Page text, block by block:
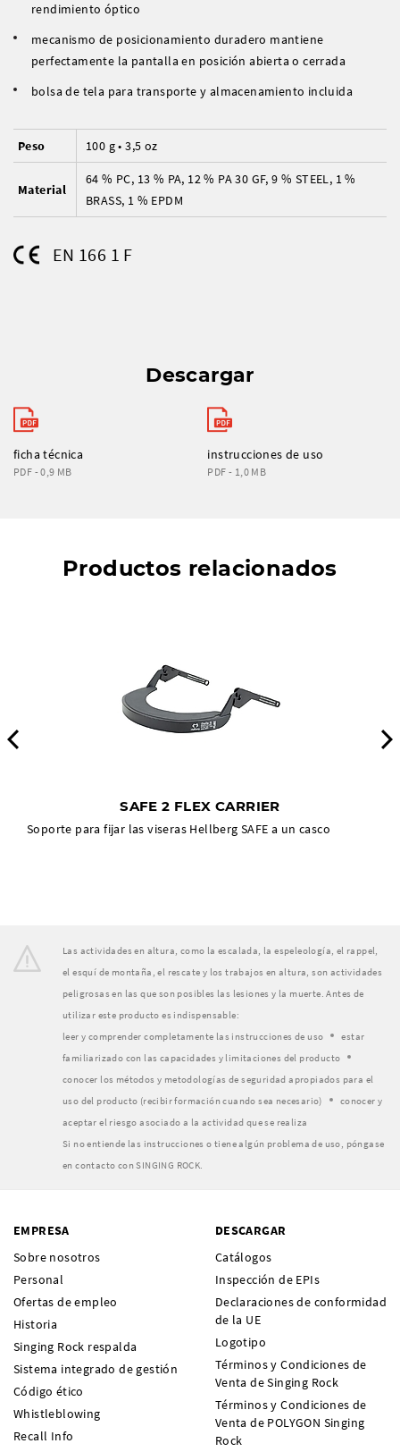
rendimiento óptico
mecanismo de posicionamiento duradero mantiene
perfectamente la pantalla en posición abierta o cerrada
bolsa de tela para transporte y almacenamiento incluida
Peso 100 g • 3,5 oz
Material
64 % PC, 13 % PA, 12 % PA 30 GF, 9 % STEEL, 1 %
BRASS, 1 % EPDM
EN 166 1 F
Descargar
ficha técnica
PDF - 0,9 MB
instrucciones de uso
PDF - 1,0 MB
Productos relacionados
SAFE 2 FLEX CARRIER
Soporte para fijar las viseras Hellberg SAFE a un casco
Las actividades en altura, como la escalada, la espeleología, el rappel,
el esquí de montaña, el rescate y los trabajos en altura, son actividades
peligrosas en las que son posibles las lesiones y la muerte. Antes de
utilizar este producto es indispensable:
leer y comprender completamente las instrucciones de uso
estar
familiarizado con las capacidades y limitaciones del producto
conocer los métodos y metodologías de seguridad apropiados para el
uso del producto (recibir formación cuando sea necesario)
conocer y
aceptar el riesgo asociado a la actividad que se realiza
Si no entiende las instrucciones o tiene algún problema de uso, póngase
en contacto con SINGING ROCK.
EMPRESA
Sobre nosotros
Personal
Ofertas de empleo
Historia
Singing Rock respalda
Sistema integrado de gestión
Código ético
Whistleblowing
Recall Info
DESCARGAR
Catálogos
Inspección de EPIs
Declaraciones de conformidad
de la UE
Logotipo
Términos y Condiciones de
Venta de Singing Rock
Términos y Condiciones de
Venta de POLYGON Singing
Rock